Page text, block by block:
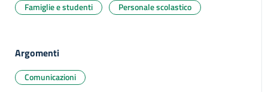
Famiglie e studenti Personale scolastico
Argomenti
Comunicazioni